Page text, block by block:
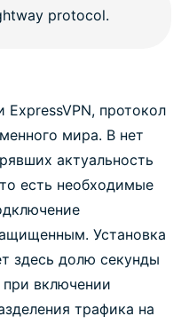
ExpressVPN, протокол
мира. В нет
актуальность
есть необходимые
Установка
здесь долю секунды
включении
трафика на